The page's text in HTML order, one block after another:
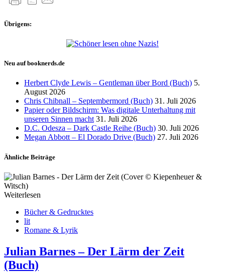
Übrigens:
Neu auf booknerds.de
Herbert Clyde Lewis – Gentleman über Bord (Buch) 5.
August 2026
Chris Chibnall – Septembermord (Buch) 31. Juli 2026
Papier oder Bildschirm: Was digitale Unterhaltung mit
unseren Sinnen macht 31. Juli 2026
D.C. Odesza – Dark Castle Reihe (Buch) 30. Juli 2026
Megan Abbott – El Dorado Drive (Buch) 27. Juli 2026
Ähnliche Beiträge
Weiterlesen
Bücher & Gedrucktes
lit
Romane & Lyrik
Julian Barnes – Der Lärm der Zeit
(Buch)